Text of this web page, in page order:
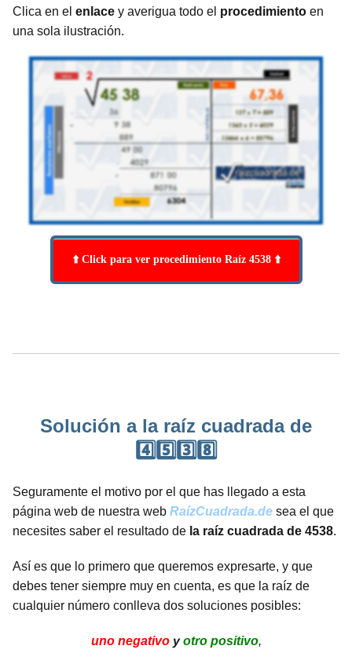
Clica en el enlace y averigua todo el procedimiento en
una sola ilustración.
⬆️ Click para ver procedimiento Raíz 4538 ⬆️
Solución a la raíz cuadrada de
4️⃣5️⃣3️⃣8️⃣
Seguramente el motivo por el que has llegado a esta
página web de nuestra web RaízCuadrada.de sea el que
necesites saber el resultado de la raíz cuadrada de 4538.
Así es que lo primero que queremos expresarte, y que
debes tener siempre muy en cuenta, es que la raíz de
cualquier número conlleva dos soluciones posibles:
uno negativoyotro positivo,